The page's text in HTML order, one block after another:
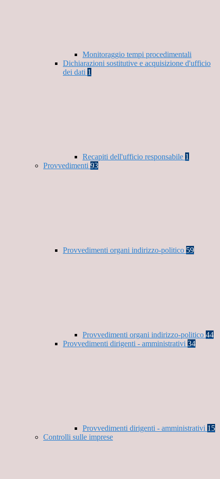
Monitoraggio tempi procedimentali
Dichiarazioni sostitutive e acquisizione d'ufficio
dei dati 1
Recapiti dell'ufficio responsabile 1
Provvedimenti 93
Provvedimenti organi indirizzo-politico 59
Provvedimenti organi indirizzo-politico 44
Provvedimenti dirigenti - amministrativi 34
Provvedimenti dirigenti - amministrativi 15
Controlli sulle imprese